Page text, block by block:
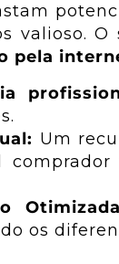
valioso.
pela
Um
os